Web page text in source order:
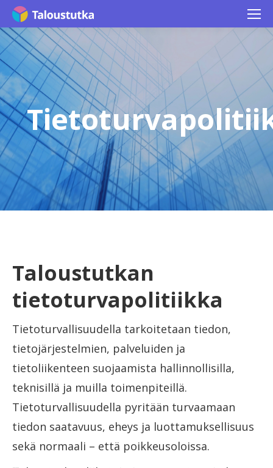
You are here:
Taloustutkan
tietoturvapolitiikka
Tietoturvallisuudella tarkoitetaan tiedon,
tietojärjestelmien, palveluiden ja
tietoliikenteen suojaamista hallinnollisilla,
teknisillä ja muilla toimenpiteillä.
Tietoturvallisuudella pyritään turvaamaan
tiedon saatavuus, eheys ja luottamuksellisuus
sekä normaali – että poikkeusoloissa.